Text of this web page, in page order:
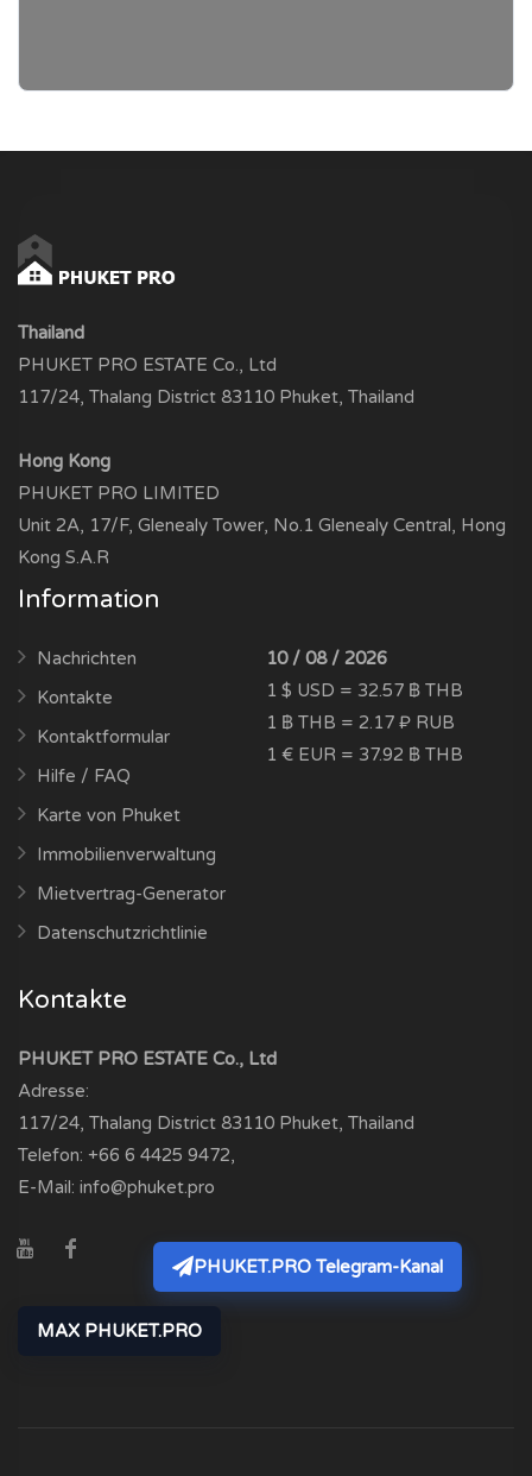
Thailand
PHUKET PRO ESTATE Co., Ltd
117/24, Thalang District 83110 Phuket, Thailand
Hong Kong
PHUKET PRO LIMITED
Unit 2A, 17/F, Glenealy Tower, No.1 Glenealy Central, Hong
Kong S.A.R
Information
Nachrichten
Kontakte
Kontaktformular
Hilfe / FAQ
Karte von Phuket
Immobilienverwaltung
Mietvertrag-Generator
Datenschutzrichtlinie
10 / 08 / 2026
1 $ USD = 32.57 ฿ THB
1 ฿ THB = 2.17 ₽ RUB
1 € EUR = 37.92 ฿ THB
Kontakte
PHUKET PRO ESTATE Co., Ltd
Adresse:
117/24, Thalang District 83110 Phuket, Thailand
Telefon: +66 6 4425 9472,
E-Mail: info@phuket.pro
PHUKET.PRO Telegram-Kanal
MAX PHUKET.PRO